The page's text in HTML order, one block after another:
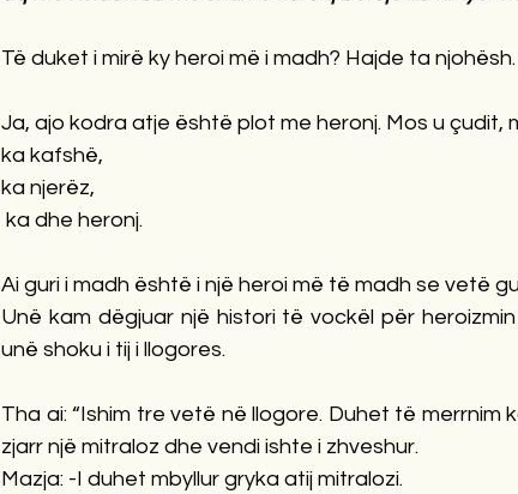
Të duket i mirë ky heroi më i madh? Hajde ta njohësh.
Ja, ajo kodra atje është plot me heronj. Mos u çudit,
ka kafshë,
ka njerëz,
ka dhe heronj.
Ai guri i madh është i një heroi më të madh se vetë
Unë kam dëgjuar një histori të vockël për
unë shoku i tij i llogores.
Tha ai: “Ishim tre vetë në llogore. Duhet të merrnim
zjarr një mitraloz dhe vendi ishte i zhveshur.
Mazja: -I duhet mbyllur gryka atij mitralozi.